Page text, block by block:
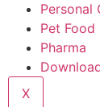
Personal
Pet Food
Pharma
X